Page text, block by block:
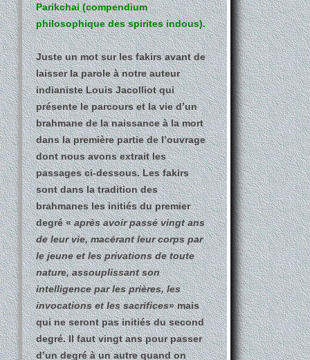
Parikchai(compendium
philosophique des spirites indous).
Juste un mot sur les fakirs avant de
laisser la parole à notre auteur
indianiste Louis Jacolliot qui
présente le parcours et la vie d’un
brahmane de la naissance à la mort
dans la première partie de l’ouvrage
dont nous avons extrait les
passages ci-dessous. Les fakirs
sont dans la tradition des
brahmanes les initiés du premier
degré «après avoir passé vingt ans
de leur vie, macérant leur corps par
le jeune et les privations de toute
nature, assouplissant son
intelligence par les prières, les
invocations et les sacrifices» mais
qui ne seront pas initiés du second
degré. Il faut vingt ans pour passer
d’un degré à un autre quand on